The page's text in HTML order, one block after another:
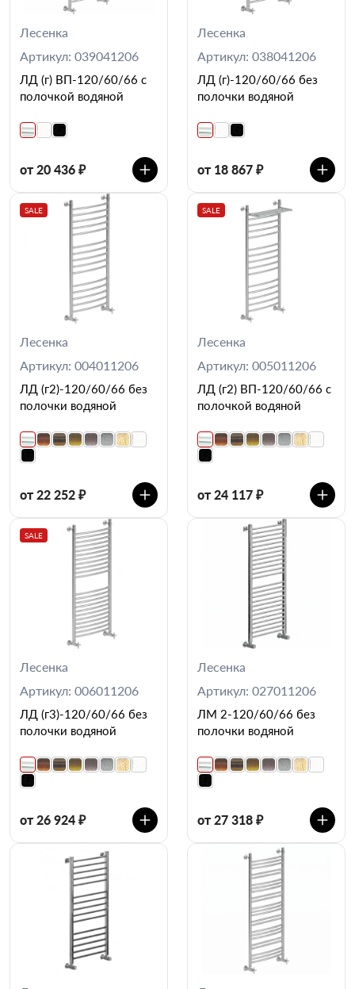
Лесенка
Артикул: 039041206
ЛД (г) ВП-120/60/66 с
полочкой водяной
от 20 436 ₽
Лесенка
Артикул: 038041206
ЛД (г)-120/60/66 без
полочки водяной
от 18 867 ₽
SALE
Лесенка
Артикул: 004011206
ЛД (г2)-120/60/66 без
полочки водяной
от 22 252 ₽
SALE
Лесенка
Артикул: 005011206
ЛД (г2) ВП-120/60/66 с
полочкой водяной
от 24 117 ₽
SALE
Лесенка
Артикул: 006011206
ЛД (г3)-120/60/66 без
полочки водяной
от 26 924 ₽
Лесенка
Артикул: 027011206
ЛМ 2-120/60/66 без
полочки водяной
от 27 318 ₽